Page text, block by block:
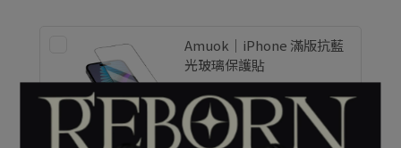
Amuok｜iPhone 滿版抗藍
光玻璃保護貼
售價NT$690
加價購NT$345